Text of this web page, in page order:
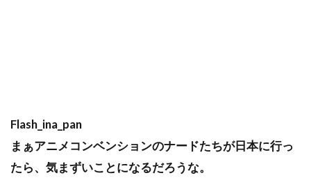
Flash_ina_pan
まぁアニメコンベンションのナードたちが日本に行っ
たら、気まずいことになるだろうな。